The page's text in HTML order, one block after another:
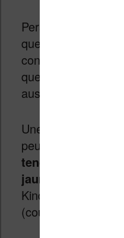
Personnellement,
que l’écran de la
contraste semble
que cela soit
aussi du aux
Une fois
peu plus visible :
tendance à tirer
jaune
Kindle qui elle tire
(couleur plus froide).